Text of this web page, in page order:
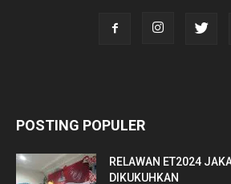
POSTING POPULER
RELAWAN ET2024
DIKUKUHKAN